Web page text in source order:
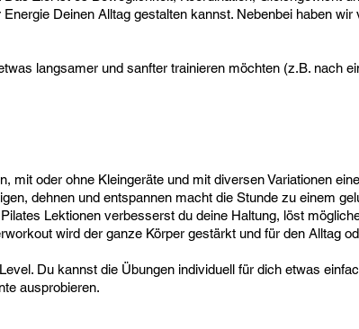
Deinen Alltag gestalten kannst. Nebenbei haben
langsamer und sanfter trainieren möchten (z.B. nach
mit oder ohne Kleingeräte und mit diversen Variationen
dehnen und entspannen macht die Stunde zu einem
Lektionen verbesserst du deine Haltung, löst
wird der ganze Körper gestärkt und für den Alltag
Du kannst die Übungen individuell für dich etwas
ausprobieren.